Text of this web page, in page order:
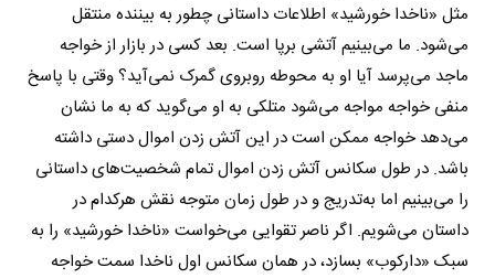
مثل «ناخدا خورشید» اطلاعات داستانی چطور به بیننده منتقل
می‌شود. ما می‌بینیم آتشی برپا است. بعد کسی در بازار از خواجه
ماجد می‌پرسد آیا او به محوطه روبروی گمرک نمی‌آید؟ وقتی با پاسخ
منفی خواجه مواجه می‌شود متلکی به او می‌گوید که به ما نشان
می‌دهد خواجه ممکن است در این آتش زدن اموال دستی داشته
باشد. در طول سکانس آتش زدن اموال تمام شخصیت‌های داستانی
را می‌بینیم اما به‌تدریج و در طول زمان متوجه نقش هرکدام در
داستان می‌شویم. اگر ناصر تقوایی می‌خواست «ناخدا خورشید» را به
سبک «دارکوب» بسازد، در همان سکانس اول ناخدا سمت خواجه